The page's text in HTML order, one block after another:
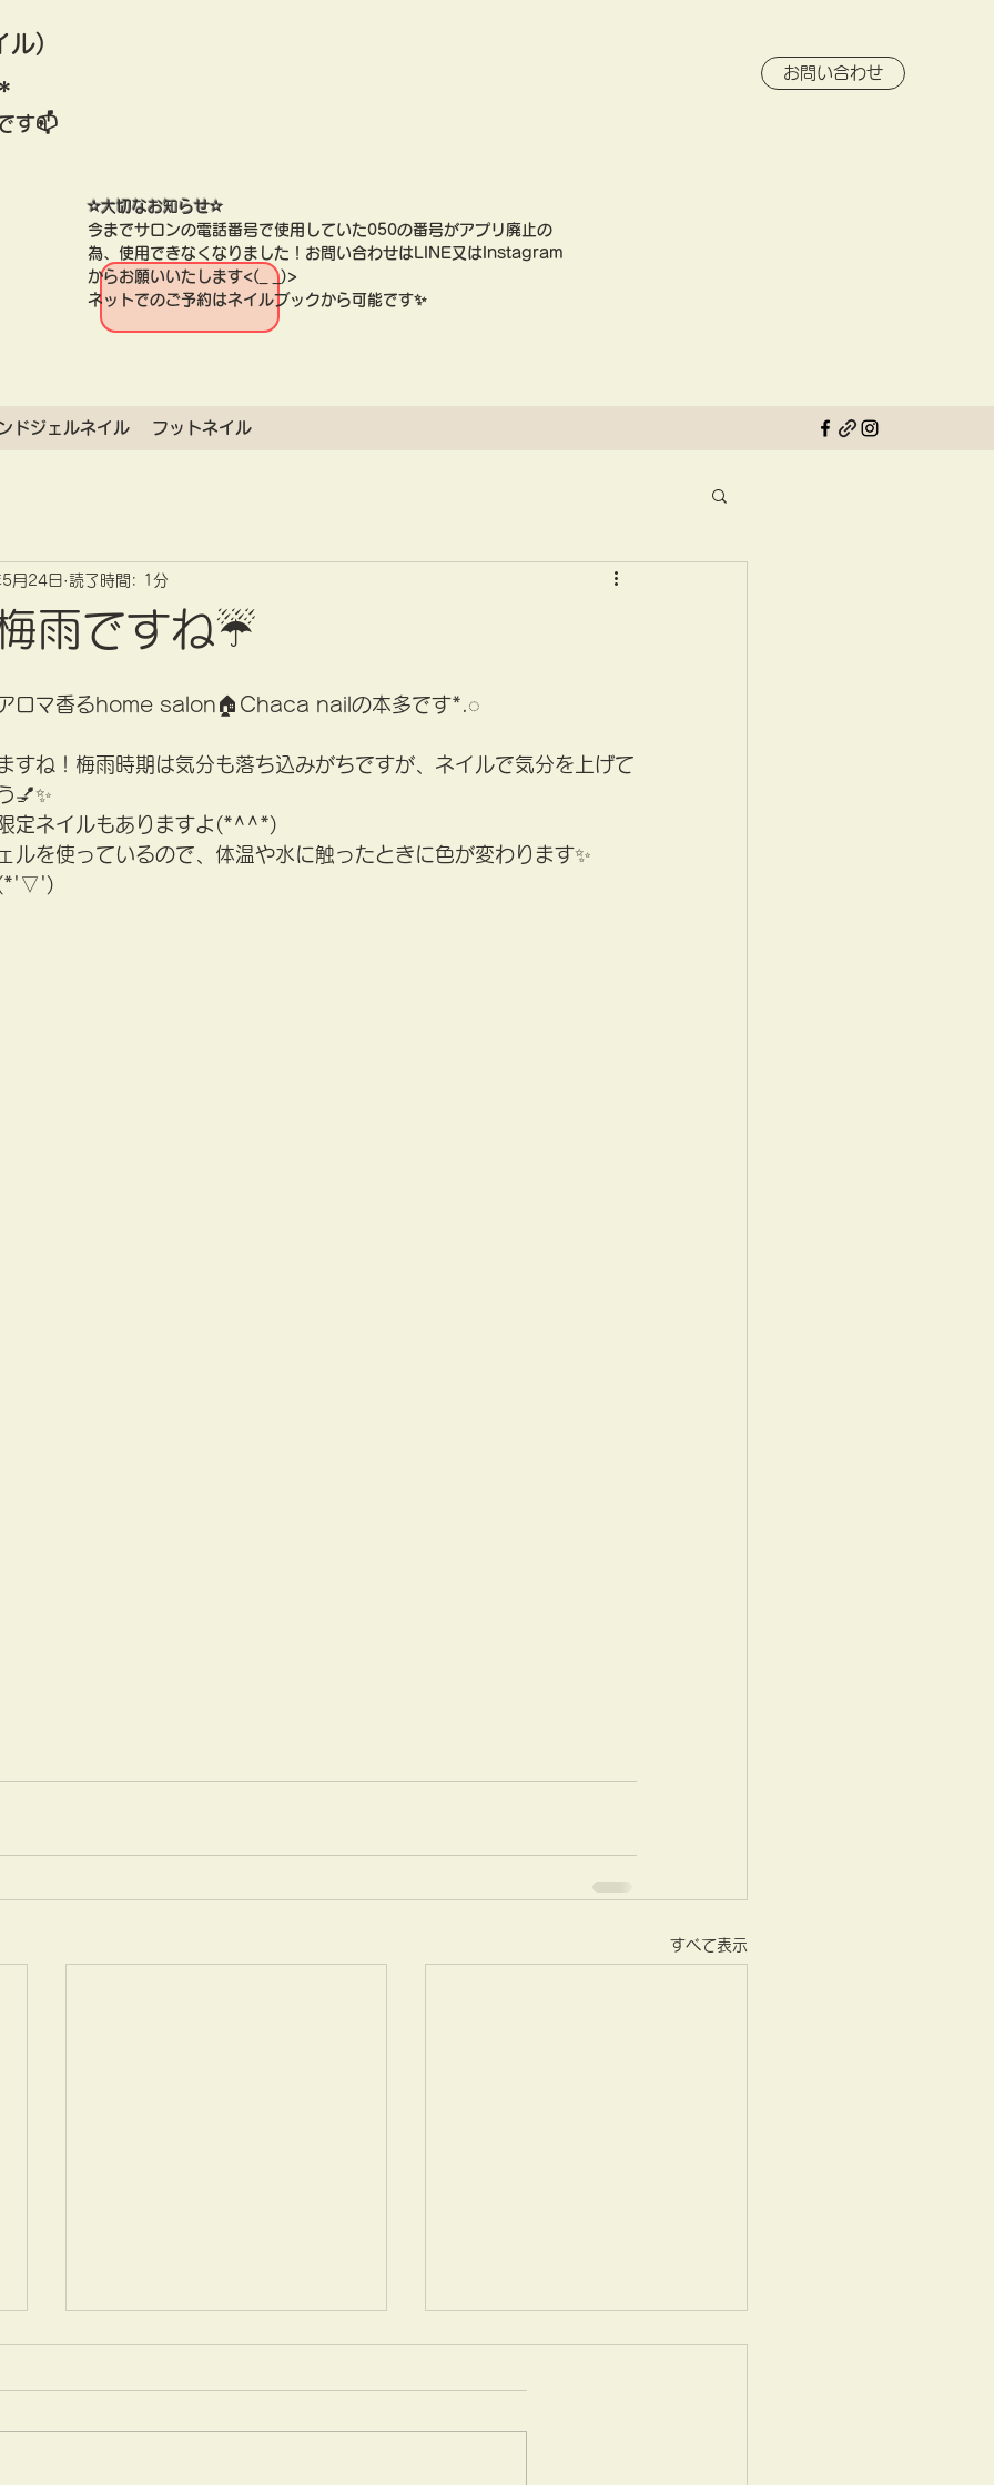
ル)
す📫
お問い合わせ
​✫大切なお知らせ✫
​今までサロンの電話番号で使用していた050の番号がアプリ廃止の
為、使用できなくなりました！お問い合わせはLINE又はInstagram
​からお願いいたします<(_ _)>
ネットでのご予約はネイルブックから可能です✨
ドジェルネイル フットネイル
雨ですね☔
月24日 読了時間: 1分
アロマ香るhome salon🏠Chaca nailの本多です*.◌
すね！梅雨時期は気分も落ち込みがちですが、ネイルで気分を上げて
💅✨
定ネイルもありますよ(*^^*)
ルを使っているので、体温や水に触ったときに色が変わります✨
(*'▽')
すべて表示